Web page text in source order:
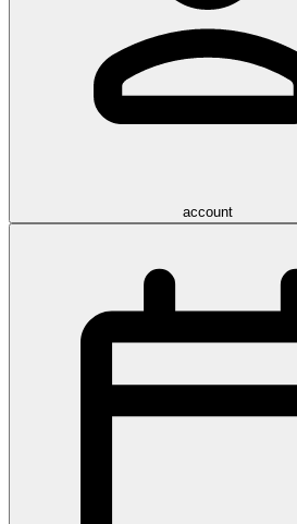
account